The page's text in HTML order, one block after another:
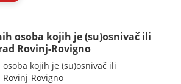
osoba kojih je (su)osnivač ili
Rovinj-Rovigno
kojih je (su)osnivač ili
Rovigno